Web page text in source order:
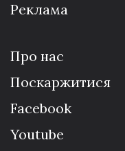
Реклама
Про нас
Поскаржитися
Facebook
Youtube